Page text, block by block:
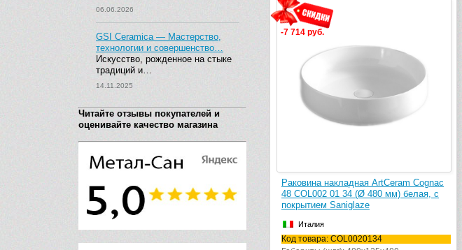
06.06.2026
GSI Ceramica — Мастерство,
технологии и совершенство…
Искусство, рожденное на стыке
традиций и…
14.11.2025
Читайте отзывы покупателей и
оценивайте качество магазина
-7 714 руб.
Раковина накладная ArtCeram Cognac
48 COL002 01 34 (Ø 480 мм) белая, с
покрытием Saniglaze
Италия
Код товара: COL0020134